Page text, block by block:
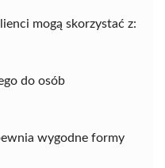
mogą skorzystać z:
do osób
wygodne formy